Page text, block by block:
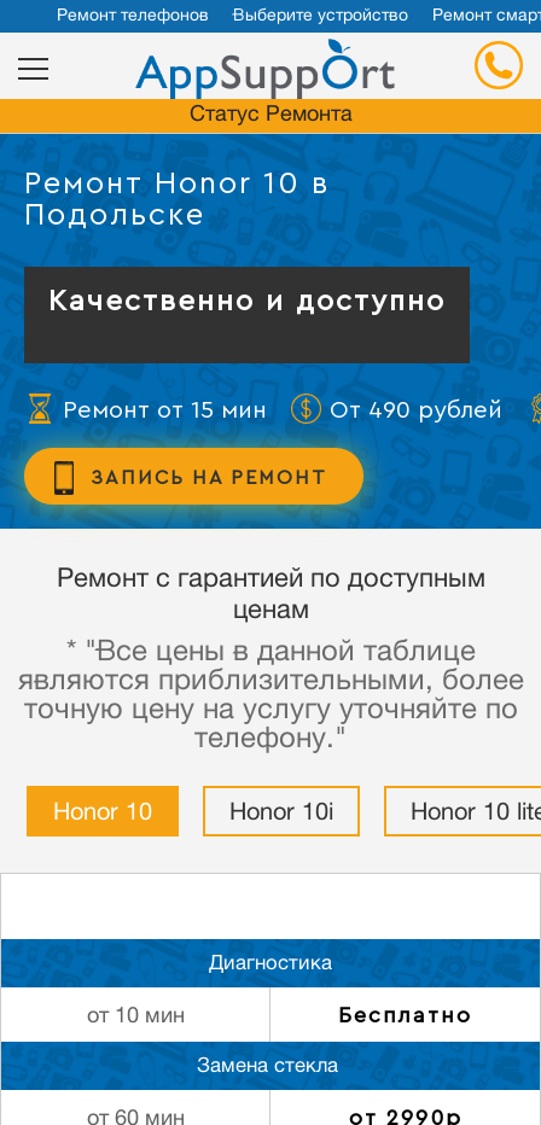
Ремонт телефонов Выберите устройство Ремонт
Статус Ремонта
Ремонт Honor 10 в
Подольске
Качественно и доступно
Ремонт от 15 мин От 490 рублей
ЗАПИСЬ НА РЕМОНТ
Ремонт с гарантией по доступным
ценам
* "Все цены в данной таблице
являются приблизительными, более
точную цену на услугу уточняйте по
телефону."
Honor 10 Honor 10i Honor 10
Диагностика
от 10 мин Бесплатно
Замена стекла
от 60 мин от 2990р